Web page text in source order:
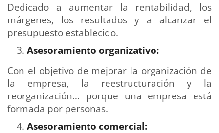
Dedicado a aumentar la rentabilidad, los
márgenes, los resultados y a alcanzar el
presupuesto establecido.
Asesoramiento organizativo:
Con el objetivo de mejorar la organización de
la empresa, la reestructuración y la
reorganización… porque una empresa está
formada por personas.
Asesoramiento comercial: